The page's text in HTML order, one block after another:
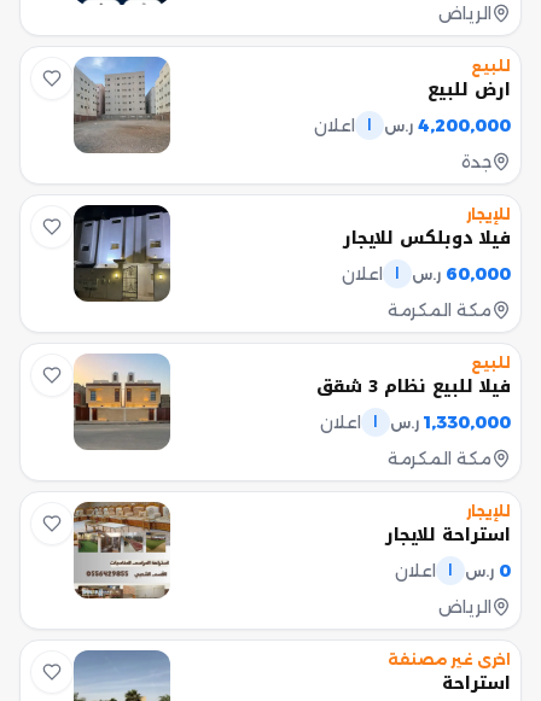
الرياض
للبيع
ارض للبيع
4,200,000 ر.س
اعلان
جدة
للإيجار
فيلا دوبلكس للايجار
60,000 ر.س
اعلان
مكة المكرمة
للبيع
فيلا للبيع نظام 3 شقق
1,330,000 ر.س
اعلان
مكة المكرمة
للإيجار
استراحة للايجار
0 ر.س
اعلان
الرياض
اخرى غير مصنفة
استراحة